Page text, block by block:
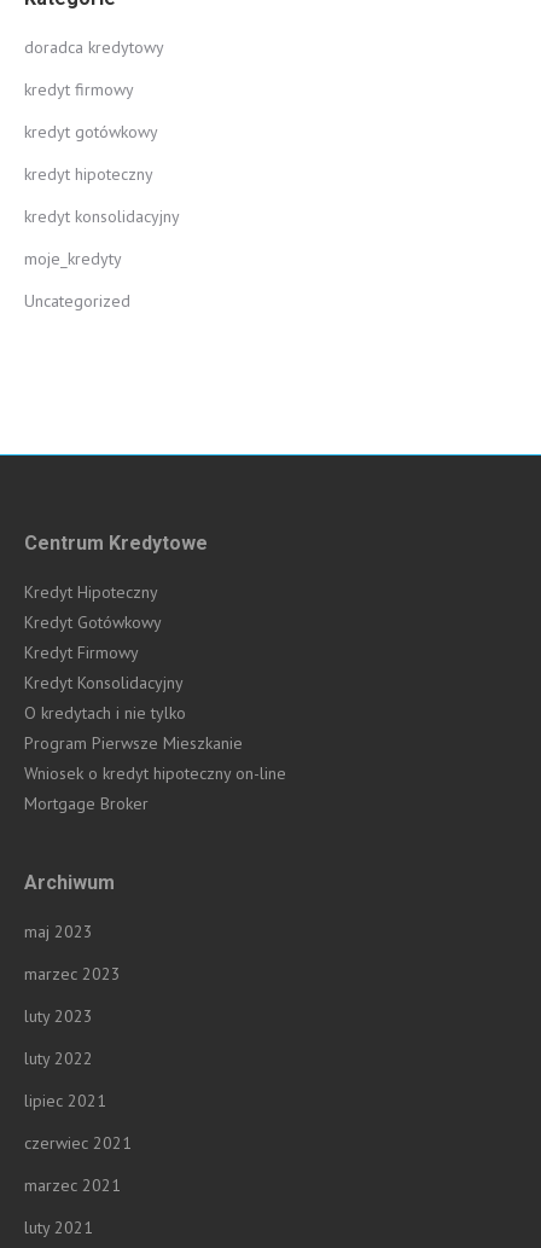
doradca kredytowy
kredyt firmowy
kredyt gotówkowy
kredyt hipoteczny
kredyt konsolidacyjny
moje_kredyty
Uncategorized
Centrum Kredytowe
Kredyt Hipoteczny
Kredyt Gotówkowy
Kredyt Firmowy
Kredyt Konsolidacyjny
O kredytach i nie tylko
Program Pierwsze Mieszkanie
Wniosek o kredyt hipoteczny on-line
Mortgage Broker
Archiwum
maj 2023
marzec 2023
luty 2023
luty 2022
lipiec 2021
czerwiec 2021
marzec 2021
luty 2021